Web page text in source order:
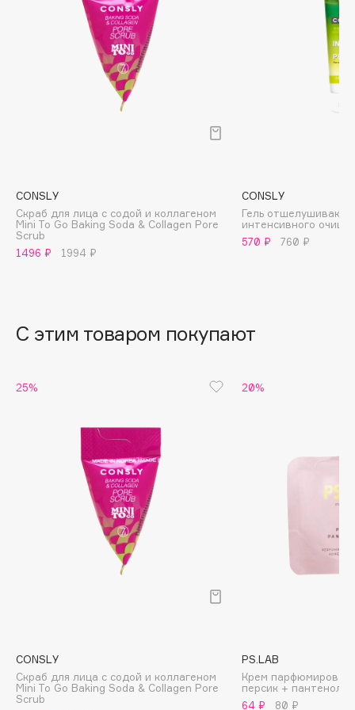
Balmain Hair Couture
ЭКСКЛЮЗИВ
Beauty Pati
Beautyblades
НОВИНКА
beautyblender
Bioderma
Biorepair
Boadicea The Victorious
CONSLY
Скраб для лица с содой и коллагеном
Mini To Go Baking Soda & Collagen Pore
Scrub
1496 ₽
1994 ₽
CONSLY
Гель
интенсивного
570 ₽
760 ₽
С этим товаром покупают
25%
CONSLY
Скраб для лица с содой и коллагеном
Mini To Go Baking Soda & Collagen Pore
Scrub
20%
PS.LAB
Крем
персик + пантенол
64 ₽
80 ₽